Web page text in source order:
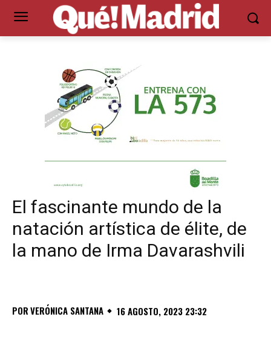
El fascinante mundo de la
natación artística de élite, de
la mano de Irma Davarashvili
PORVERÓNICA SANTANA 16 AGOSTO, 2023 23:32